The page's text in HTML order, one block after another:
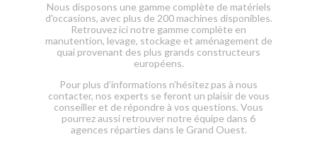
Nous disposons une gamme complète de matériels
d'occasions, avec plus de 200 machines disponibles.
Retrouvez ici notre gamme complète en
manutention, levage, stockage et aménagement de
quai provenant des plus grands constructeurs
européens.
Pour plus d’informations n’hésitez pas à nous
contacter, nos experts se feront un plaisir de vous
conseiller et de répondre à vos questions. Vous
pourrez aussi retrouver notre équipe dans 6
agences réparties dans le Grand Ouest.